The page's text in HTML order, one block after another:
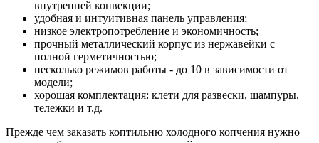
внутренней конвекции;
удобная и интуитивная панель управления;
низкое электропотребление и экономичность;
прочный металлический корпус из нержавейки с
полной герметичностью;
несколько режимов работы - до 10 в зависимости от
модели;
хорошая комплектация: клети для развески, шампуры,
тележки и т.д.
Прежде чем заказать коптильню холодного копчения нужно